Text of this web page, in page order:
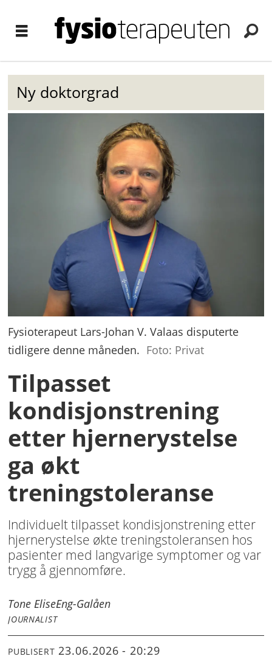
Ny doktorgrad
Fysioterapeut Lars-Johan V. Valaas disputerte
tidligere denne måneden. Foto: Privat
Tilpasset
kondisjonstrening
etter hjernerystelse
ga økt
treningstoleranse
Individuelt tilpasset kondisjonstrening etter
hjernerystelse økte treningstoleransen hos
pasienter med langvarige symptomer og var
trygg å gjennomføre.
Tone EliseEng-Galåen
JOURNALIST
PUBLISERT 23.06.2026 - 20:29